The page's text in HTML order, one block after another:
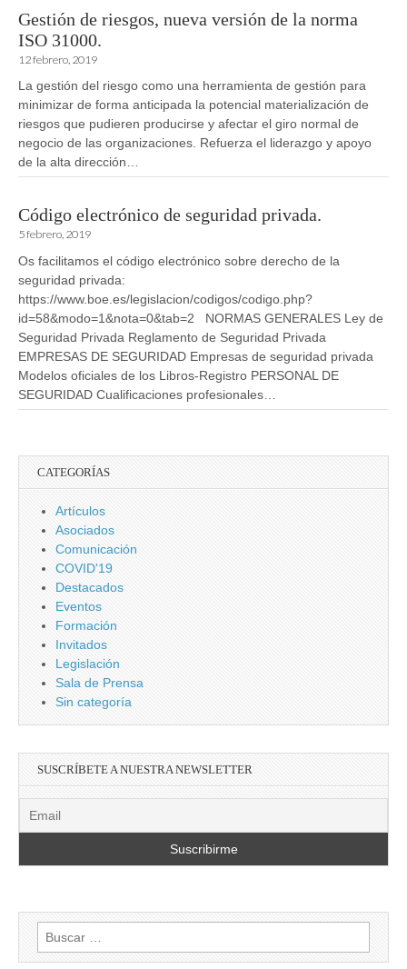
Gestión de riesgos, nueva versión de la norma
ISO 31000.
12 febrero, 2019
La gestión del riesgo como una herramienta de gestión para
minimizar de forma anticipada la potencial materialización de
riesgos que pudieren producirse y afectar el giro normal de
negocio de las organizaciones. Refuerza el liderazgo y apoyo
de la alta dirección…
Código electrónico de seguridad privada.
5 febrero, 2019
Os facilitamos el código electrónico sobre derecho de la
seguridad privada:
https://www.boe.es/legislacion/codigos/codigo.php?
id=58&modo=1&nota=0&tab=2 NORMAS GENERALES Ley de
Seguridad Privada Reglamento de Seguridad Privada
EMPRESAS DE SEGURIDAD Empresas de seguridad privada
Modelos oficiales de los Libros-Registro PERSONAL DE
SEGURIDAD Cualificaciones profesionales…
CATEGORÍAS
Artículos
Asociados
Comunicación
COVID'19
Destacados
Eventos
Formación
Invitados
Legislación
Sala de Prensa
Sin categoría
SUSCRÍBETE A NUESTRA NEWSLETTER
Buscar: